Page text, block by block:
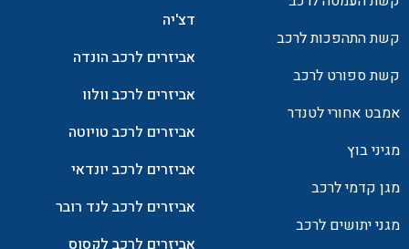
קשת התהפכות לרכב
קשת ספורט לרכב
אמבט אחורי לטנדר
מגיני בוץ
מגן קדמי לרכב
מגני יתושים לרכב
דצ'יה
אביזרים לרכב הונדה
אביזרים לרכב וולוו
אביזרים לרכב טויוטה
אביזרים לרכב יונדאי
אביזרים לרכב לנד רובר
אביזרים לרכב לקסוס